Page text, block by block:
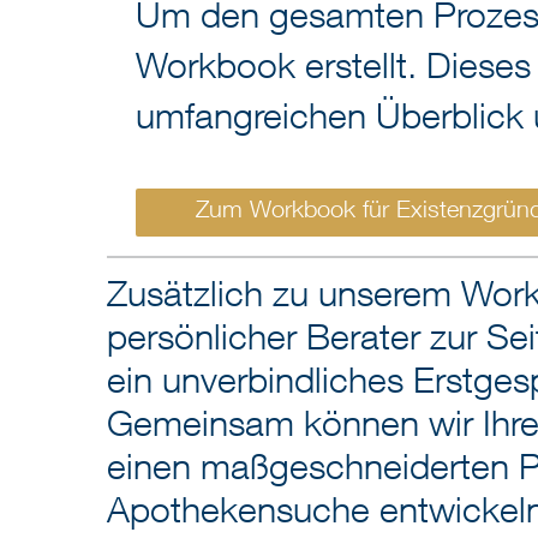
Um den gesamten
Workbook erstellt.
umfangreichen
Zum Workbook für
Zusätzlich zu unserem
persönlicher Berater zur
ein unverbindliches
Gemeinsam können wir
einen maßgeschneiderten
Apothekensuche